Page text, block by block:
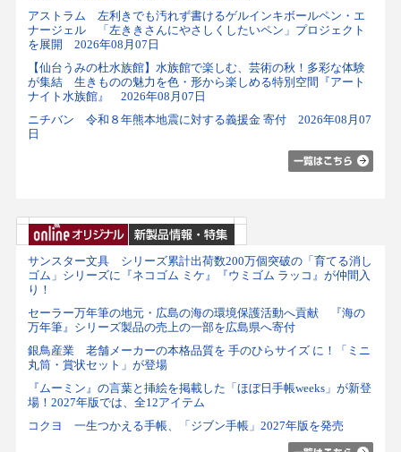
アストラム 左利きでも汚れず書けるゲルインキボールペン・エ
ナージェル 「左ききさんにやさしくしたいペン」プロジェクト
を展開 2026年08月07日
【仙台うみの杜水族館】水族館で楽しむ、芸術の秋！多彩な体験
が集結 生きものの魅力を色・形から楽しめる特別空間『アート
ナイト水族館』 2026年08月07日
ニチバン 令和８年熊本地震に対する義援金 寄付 2026年08月07
日
サンスター文具 シリーズ累計出荷数200万個突破の「育てる消し
ゴム」シリーズに『ネコゴム ミケ』『ウミゴム ラッコ』が仲間入
り！
セーラー万年筆の地元・広島の海の環境保護活動へ貢献 『海の
万年筆』シリーズ製品の売上の一部を広島県へ寄付
銀鳥産業 老舗メーカーの本格品質を 手のひらサイズ に！「ミニ
丸筒・賞状セット」が登場
『ムーミン』の言葉と挿絵を掲載した「ほぼ日手帳weeks」が新登
場！2027年版では、全12アイテム
コクヨ 一生つかえる手帳、「ジブン手帳」2027年版を発売